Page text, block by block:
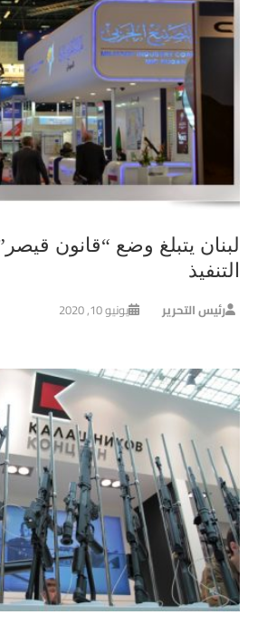
لبنان يتبلغ وضع “قانون
التنفيذ
رئيس التحرير يونيو 10, 2020